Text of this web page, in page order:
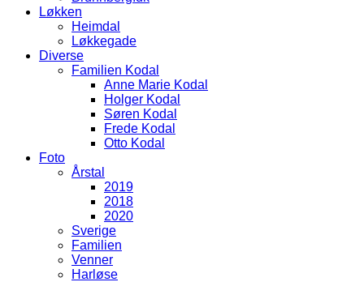
Løkken
Heimdal
Løkkegade
Diverse
Familien Kodal
Anne Marie Kodal
Holger Kodal
Søren Kodal
Frede Kodal
Otto Kodal
Foto
Årstal
2019
2018
2020
Sverige
Familien
Venner
Harløse